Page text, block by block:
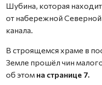
Шубина, которая
от набережной
канала.
В строящемся храме в
Земле прошёл чин
об этом на странице 7.